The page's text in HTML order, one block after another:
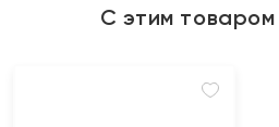
С этим